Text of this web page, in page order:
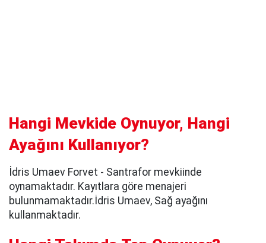
Hangi Mevkide Oynuyor, Hangi
Ayağını Kullanıyor?
İdris Umaev Forvet - Santrafor mevkiinde
oynamaktadır. Kayıtlara göre menajeri
bulunmamaktadır.İdris Umaev, Sağ ayağını
kullanmaktadır.